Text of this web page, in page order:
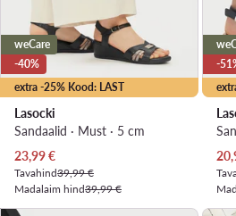
extra -25% Kood: LAST
weCare
-40%
Lasocki
Sandaalid · Must · 5 cm
Praegune hind
23,99€
Tavahind39,99 €
Madalaim hind39,99 €
-